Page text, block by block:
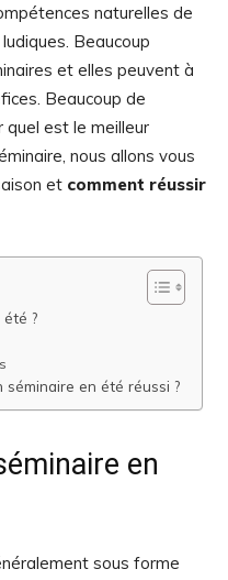
naturelles de
Beaucoup
et elles peuvent à
Beaucoup de
est le meilleur
nous allons vous
et comment réussir
?
en été réussi ?
en
sous forme